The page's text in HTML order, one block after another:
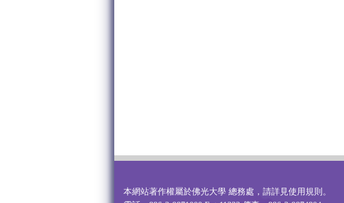
本網站著作權屬於佛光大學 總務處，請詳見使用規則 。